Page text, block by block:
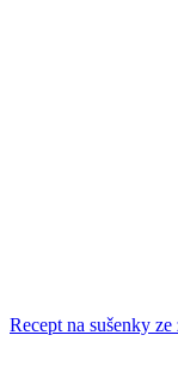
Recept na sušenky